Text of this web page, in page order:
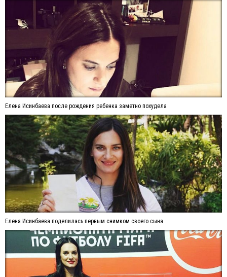
Елена Исинбаева после рождения ребенка заметно похудела
Елена Исинбаева поделилась первым снимком своего сына